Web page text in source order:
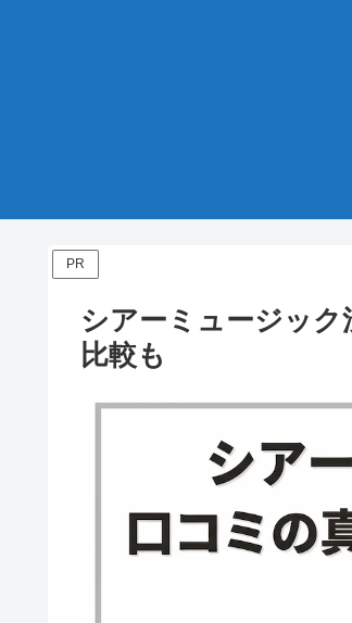
PR
シアーミュージッ
比較も